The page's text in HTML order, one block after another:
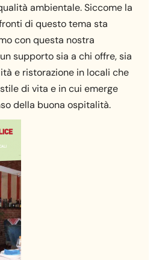
ambientale. Siccome la
di questo tema sta
con questa nostra
supporto sia a chi offre, sia
e ristorazione in locali che
di vita e in cui emerge
della buona ospitalità.